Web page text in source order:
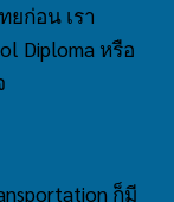
ยก่อน เรา
Diploma หรือ
ก็มี